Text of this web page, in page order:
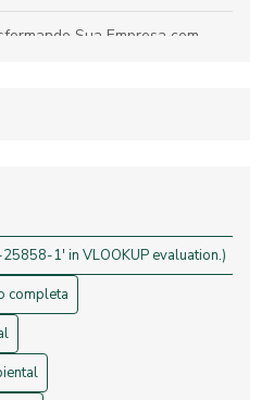
Sua Empresa com
Medições e Mapas
1' in VLOOKUP evaluation.)
completa